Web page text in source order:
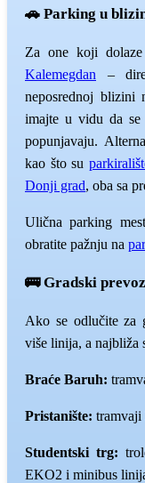
🚗 Parking u
Za one koji
Kalemegdan –
neposrednoj
imajte u vidu da
popunjavaju.
kao što su
Donji grad, oba sa
Ulična parking
obratite pažnju na
🚌 Gradski prevoz
Ako se odlučite za
više linija, a najbliža
Braće Baruh:
Pristanište: tramvaji
Studentski trg:
EKO2 i minibus